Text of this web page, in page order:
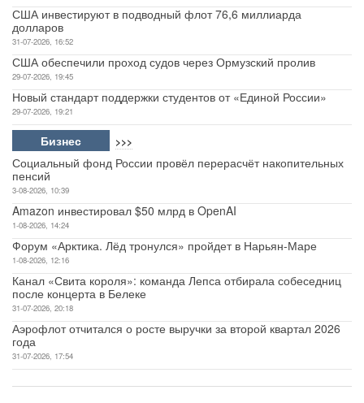
США инвестируют в подводный флот 76,6 миллиарда
долларов
31-07-2026, 16:52
США обеспечили проход судов через Ормузский пролив
29-07-2026, 19:45
Новый стандарт поддержки студентов от «Единой России»
29-07-2026, 19:21
Бизнес >>>
Социальный фонд России провёл перерасчёт накопительных
пенсий
3-08-2026, 10:39
Amazon инвестировал $50 млрд в OpenAI
1-08-2026, 14:24
Форум «Арктика. Лёд тронулся» пройдет в Нарьян-Маре
1-08-2026, 12:16
Канал «Свита короля»: команда Лепса отбирала собеседниц
после концерта в Белеке
31-07-2026, 20:18
Аэрофлот отчитался о росте выручки за второй квартал 2026
года
31-07-2026, 17:54